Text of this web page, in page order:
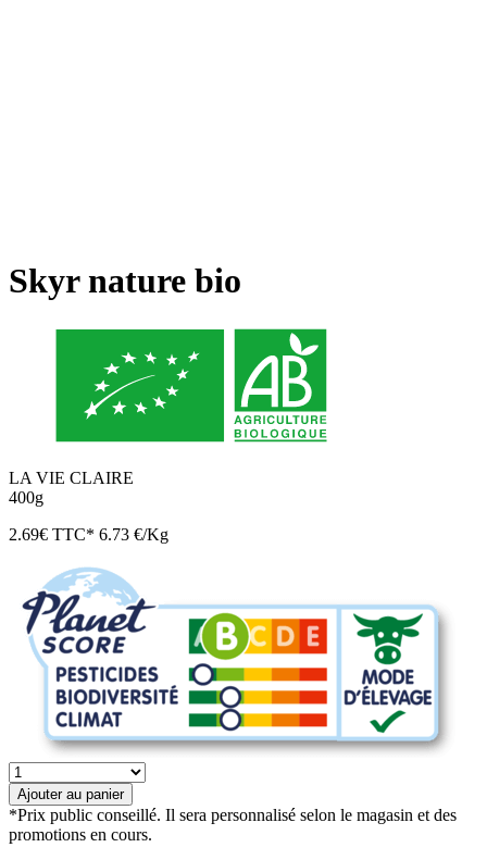
Skyr nature bio
LA VIE CLAIRE
400g
2.69€ TTC* 6.73 €/Kg
quantité
de
Skyr
nature
bio
Ajouter au panier
*Prix public conseillé. Il sera personnalisé selon le magasin et des
promotions en cours.